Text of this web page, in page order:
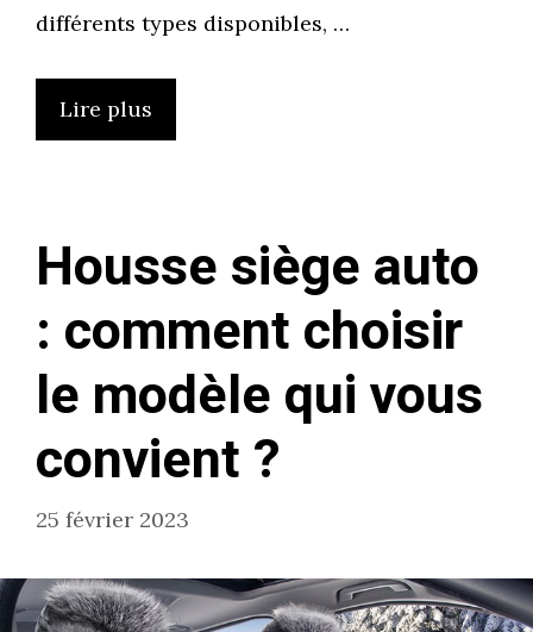
différents types disponibles, …
Lire plus
Housse siège auto
: comment choisir
le modèle qui vous
convient ?
25 février 2023